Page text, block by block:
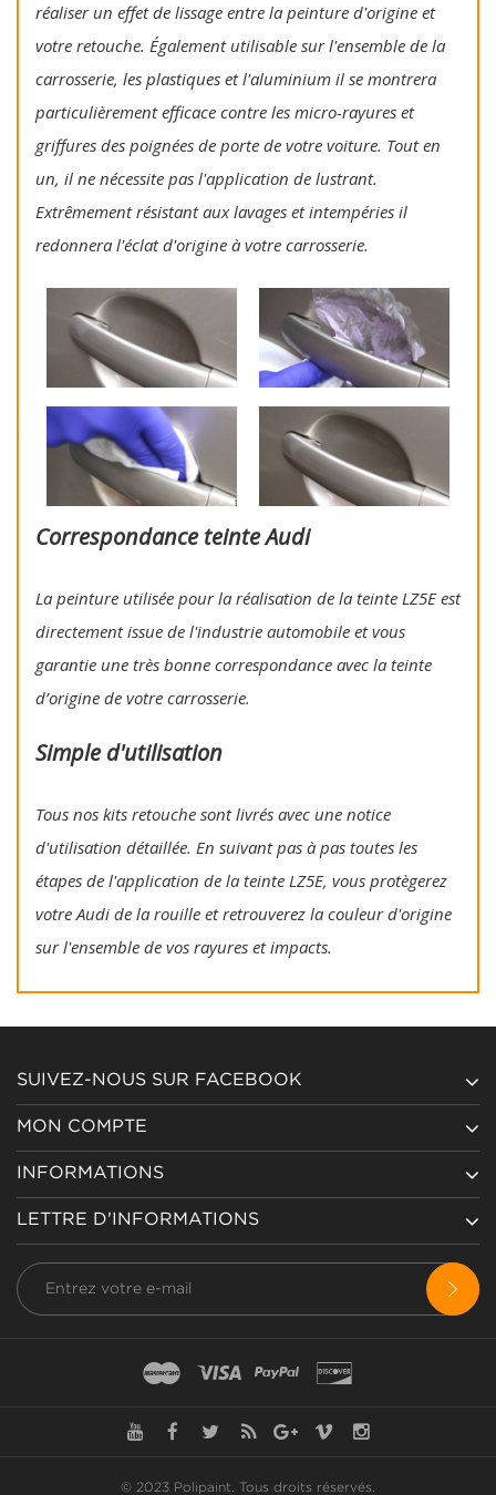
réaliser un effet de lissage entre la peinture d'origine et
votre retouche. Également utilisable sur l'ensemble de la
carrosserie, les plastiques et l'aluminium il se montrera
particulièrement efficace contre les micro-rayures et
griffures des poignées de porte de votre voiture. Tout en
un, il ne nécessite pas l'application de lustrant.
Extrêmement résistant aux lavages et intempéries il
redonnera l'éclat d'origine à votre carrosserie.
Correspondance teinte Audi
La peinture utilisée pour la réalisation de la teinte LZ5E est
directement issue de l'industrie automobile et vous
garantie une très bonne correspondance avec la teinte
d’origine de votre carrosserie.
Simple d'utilisation
Tous nos kits retouche sont livrés avec une notice
d'utilisation détaillée. En suivant pas à pas toutes les
étapes de l'application de la teinte LZ5E, vous protègerez
votre Audi de la rouille et retrouverez la couleur d'origine
sur l'ensemble de vos rayures et impacts.
SUIVEZ-NOUS SUR FACEBOOK
MON COMPTE
INFORMATIONS
LETTRE D'INFORMATIONS
© 2023 Polipaint. Tous droits réservés.